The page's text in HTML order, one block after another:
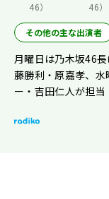
46）
46）
その他の主な出演者
月曜日は乃木坂46
藤勝利・原嘉孝、
ー・吉田仁人が担